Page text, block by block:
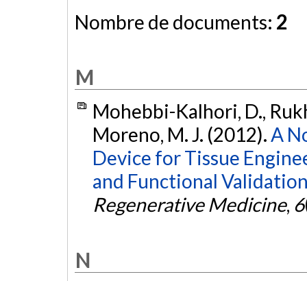
Nombre de documents: 2
M
Mohebbi-Kalhori, D.,
Moreno, M. J. (2012).A
Device for Tissue
and Functional
Regenerative Medicine, 6
N